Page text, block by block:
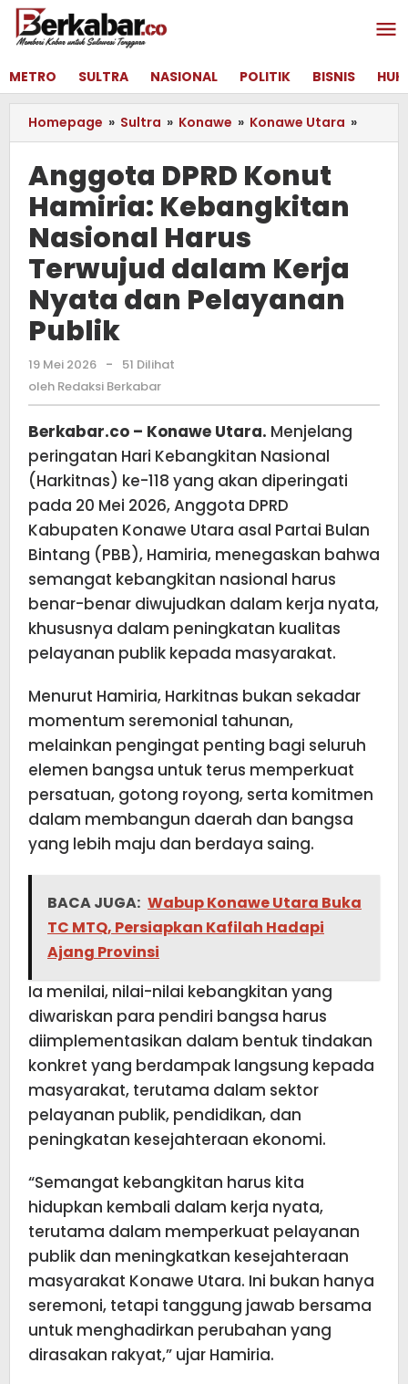
Lewati
konten
METRO
SULTRA NASIONAL POLITIK BISNIS
Homepage » Sultra » Konawe » Konawe Utara »
DPRD
Anggota DPRD Konut
Hamiria: Kebangkitan
Nasional Harus
Terwujud dalam Kerja
Nyata dan Pelayanan
Publik
19 Mei 2026 oleh
Redaksi
-
51 Dilihat
oleh Redaksi Berkabar
Berkabar.co – Konawe Utara. Menjelang
peringatan Hari Kebangkitan Nasional
(Harkitnas) ke-118 yang akan diperingati
pada 20 Mei 2026, Anggota DPRD
Kabupaten Konawe Utara asal Partai Bulan
Bintang (PBB), Hamiria, menegaskan bahwa
semangat kebangkitan nasional harus
benar-benar diwujudkan dalam kerja nyata,
khususnya dalam peningkatan kualitas
pelayanan publik kepada masyarakat.
Menurut Hamiria, Harkitnas bukan sekadar
momentum seremonial tahunan,
melainkan pengingat penting bagi seluruh
elemen bangsa untuk terus memperkuat
persatuan, gotong royong, serta komitmen
dalam membangun daerah dan bangsa
yang lebih maju dan berdaya saing.
BACA JUGA: Wabup Konawe Utara Buka
TC MTQ, Persiapkan Kafilah Hadapi
Ajang Provinsi
Ia menilai, nilai-nilai kebangkitan yang
diwariskan para pendiri bangsa harus
diimplementasikan dalam bentuk tindakan
konkret yang berdampak langsung kepada
masyarakat, terutama dalam sektor
pelayanan publik, pendidikan, dan
peningkatan kesejahteraan ekonomi.
“Semangat kebangkitan harus kita
hidupkan kembali dalam kerja nyata,
terutama dalam memperkuat pelayanan
publik dan meningkatkan kesejahteraan
masyarakat Konawe Utara. Ini bukan hanya
seremoni, tetapi tanggung jawab bersama
untuk menghadirkan perubahan yang
dirasakan rakyat,” ujar Hamiria.